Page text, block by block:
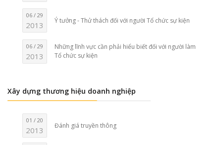
06 / 29
2013 Ý tưởng - Thử thách đối với người Tổ chức sự kiện
06 / 29
2013
Những lĩnh vực cần phải hiểu biết đối với người làm
Tổ chức sự kiện
Xây dựng thương hiệu doanh nghiệp
01 / 20
2013 Đánh giá truyền thông